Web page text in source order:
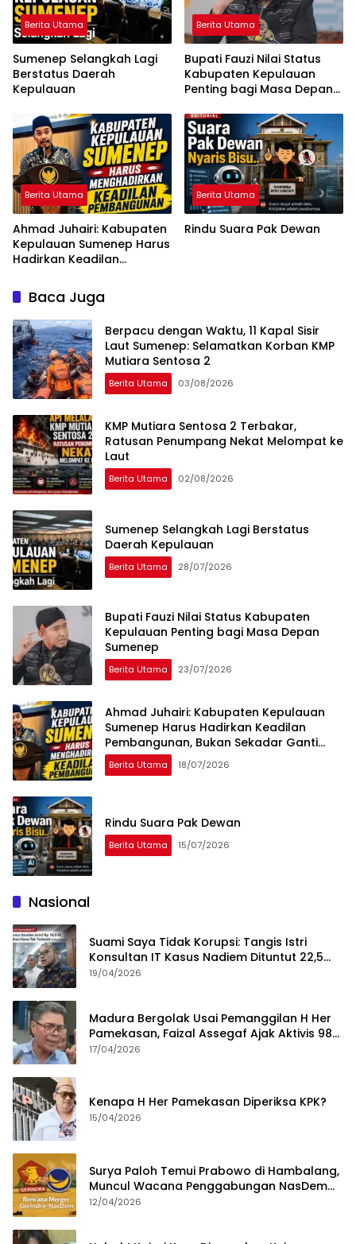
Berita Utama
Sumenep Selangkah Lagi
Berstatus Daerah
Kepulauan
Berita Utama
Bupati Fauzi Nilai Status
Kabupaten Kepulauan
Penting bagi Masa Depan
Berita Utama
Ahmad Juhairi: Kabupaten
Kepulauan Sumenep Harus
Hadirkan Keadilan
Sekadar Ganti Nama
Berita Utama
Rindu Suara Pak Dewan
Baca Juga
Berpacu dengan Waktu, 11 Kapal Sisir
Laut Sumenep: Selamatkan Korban KMP
Mutiara Sentosa 2
Berita Utama 03/08/2026
KMP Mutiara Sentosa 2 Terbakar,
Ratusan Penumpang Nekat Melompat ke
Laut
Berita Utama 02/08/2026
Sumenep Selangkah Lagi Berstatus
Daerah Kepulauan
Berita Utama 28/07/2026
Bupati Fauzi Nilai Status Kabupaten
Kepulauan Penting bagi Masa Depan
Sumenep
Berita Utama 23/07/2026
Ahmad Juhairi: Kabupaten Kepulauan
Sumenep Harus Hadirkan Keadilan
Pembangunan, Bukan Sekadar Ganti
Nama
Berita Utama 18/07/2026
Rindu Suara Pak Dewan
Berita Utama 15/07/2026
Nasional
Suami Saya Tidak Korupsi: Tangis Istri
Konsultan IT Kasus Nadiem Dituntut 22,5
Tahun
19/04/2026
Madura Bergolak Usai Pemanggilan H Her
Pamekasan, Faizal Assegaf Ajak Aktivis 98
Bongkar Permainan KPK
17/04/2026
Kenapa H Her Pamekasan Diperiksa KPK?
15/04/2026
Surya Paloh Temui Prabowo di Hambalang,
Muncul Wacana Penggabungan NasDem
dan Gerindra
12/04/2026